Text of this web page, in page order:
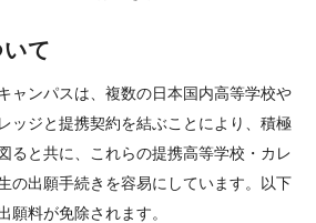
て
ャンパスは、複数の日本国内高等学校や
ッジと提携契約を結ぶことにより、積極
ると共に、これらの提携高等学校・カレ
の出願手続きを容易にしています。以下
願料が免除されます。